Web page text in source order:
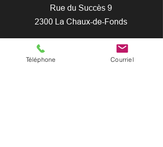
Rue du Succès 9
2300 La Chaux-de-Fonds
Crédits photos : Guillaume Perret / Myriam
Hulmann / Romy Henzirohs
Téléphone Courriel